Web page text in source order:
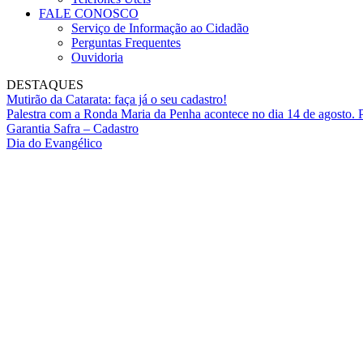
FALE CONOSCO
Serviço de Informação ao Cidadão
Perguntas Frequentes
Ouvidoria
DESTAQUES
Mutirão da Catarata: faça já o seu cadastro!
Palestra com a Ronda Maria da Penha acontece no dia 14 de agosto.
Garantia Safra – Cadastro
Dia do Evangélico